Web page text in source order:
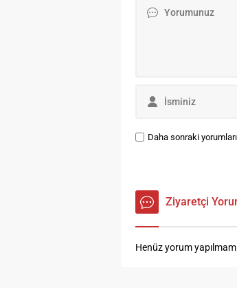
Daha sonraki
Ziyaretçi
Henüz yorum